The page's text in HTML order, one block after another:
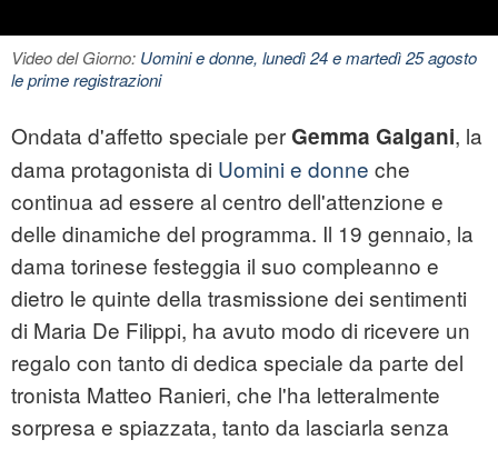
Video del Giorno: Uomini e donne, lunedì 24 e martedì 25 agosto
le prime registrazioni
Ondata d'affetto speciale perGemma Galgani, la
dama protagonista di Uomini e donne che
continua ad essere al centro dell'attenzione e
delle dinamiche del programma. Il 19 gennaio, la
dama torinese festeggia il suo compleanno e
dietro le quinte della trasmissione dei sentimenti
di Maria De Filippi, ha avuto modo di ricevere un
regalo con tanto di dedica speciale da parte del
tronista Matteo Ranieri, che l'ha letteralmente
sorpresa e spiazzata, tanto da lasciarla senza